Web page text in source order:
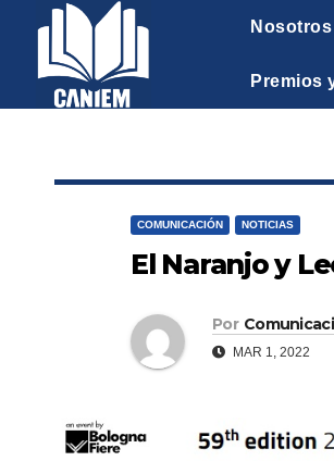
nosotros
COMUNICACIÓN NOTICIAS
El Naranjo y
Por
MAR 1, 2022